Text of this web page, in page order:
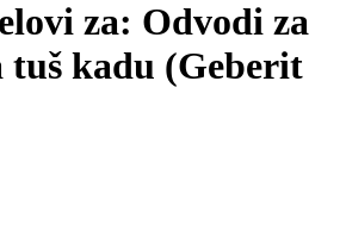
za: Odvodi za
tuš kadu (Geberit